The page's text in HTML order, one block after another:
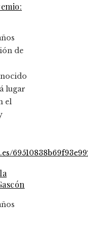
de
lugar
el